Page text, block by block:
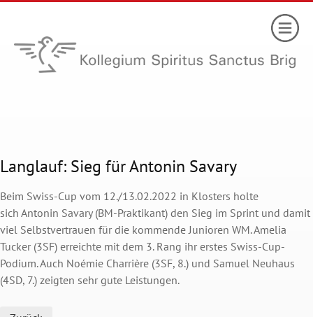
Langlauf: Sieg für Antonin Savary
Beim Swiss-Cup vom 12./13.02.2022 in Klosters holte
sich Antonin Savary (BM-Praktikant) den Sieg im Sprint und damit
viel Selbstvertrauen für die kommende Junioren WM. Amelia
Tucker (3SF) erreichte mit dem 3. Rang ihr erstes Swiss-Cup-
Podium. Auch Noémie Charrière (3SF, 8.) und Samuel Neuhaus
(4SD, 7.) zeigten sehr gute Leistungen.